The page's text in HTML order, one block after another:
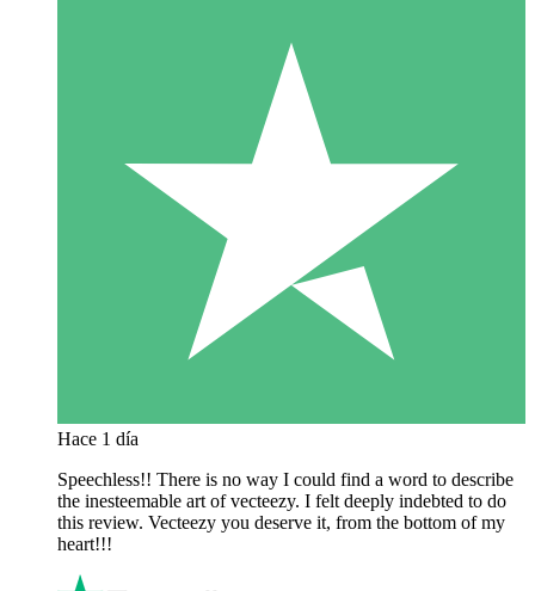
Hace 1 día
Speechless!! There is no way I could find a word to describe
the inesteemable art of vecteezy. I felt deeply indebted to do
this review. Vecteezy you deserve it, from the bottom of my
heart!!!